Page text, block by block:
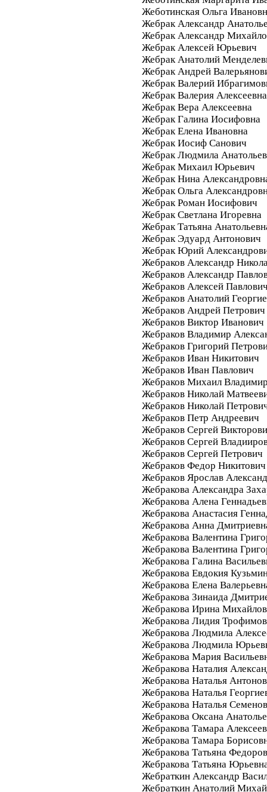
Жеботинская Ольга
Жебрак Александр
Жебрак Александр
Жебрак Алексей Юрьевич
Жебрак Анатолий
Жебрак Андрей
Жебрак Валерий
Жебрак Валерия Алексеевна
Жебрак Вера Алексеевна
Жебрак Галина Иосифовна
Жебрак Елена Ивановна
Жебрак Иосиф Санович
Жебрак Людмила
Жебрак Михаил Юрьевич
Жебрак Нина
Жебрак Ольга
Жебрак Роман Иосифович
Жебрак Светлана Игоревна
Жебрак Татьяна
Жебрак Эдуард Антонович
Жебрак Юрий
Жебраков Александр
Жебраков Александр
Жебраков Алексей
Жебраков Анатолий
Жебраков Андрей Петрович
Жебраков Виктор Иванович
Жебраков Владимир
Жебраков Григорий
Жебраков Иван Никитович
Жебраков Иван Павлович
Жебраков Михаил
Жебраков Николай
Жебраков Николай
Жебраков Петр Андреевич
Жебраков Сергей
Жебраков Сергей
Жебраков Сергей Петрович
Жебраков Федор Никитович
Жебраков Ярослав
Жебракова Александра
Жебракова Алена
Жебракова Анастасия
Жебракова Анна
Жебракова Валентина
Жебракова Валентина
Жебракова Галина
Жебракова Евдокия
Жебракова Елена
Жебракова Зинаида
Жебракова Ирина
Жебракова Лидия
Жебракова Людмила
Жебракова Людмила
Жебракова Мария
Жебракова Наталия
Жебракова Наталья
Жебракова Наталья
Жебракова Наталья
Жебракова Оксана
Жебракова Тамара
Жебракова Тамара
Жебракова Татьяна
Жебракова Татьяна
Жебраткин Александр
Жебраткин Анатолий